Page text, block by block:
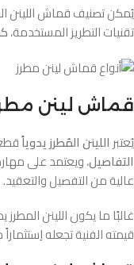
يُمكن تصنيف قماش اللينن
تقنيات التطريز المستخدمة،
قماش لينن
يُعتبر اللينن المُطرز يدوياً
التفاصيل، ويعتمد على
عالية من التفصيل والتعقيد.
غالبًا ما يكون اللينن المطرز
قيمته الفنية تجعله اِستثماراً